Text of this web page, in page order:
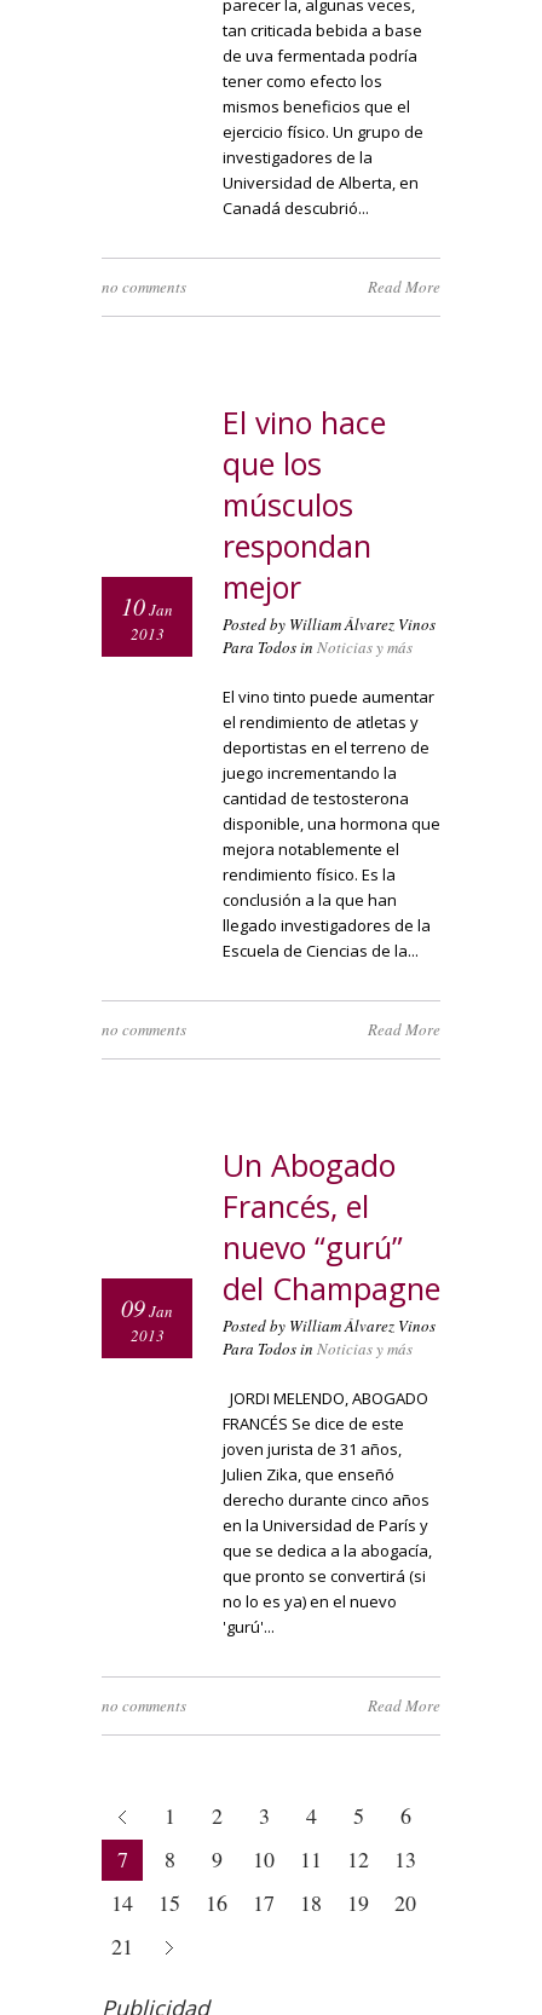
parecer la, algunas veces,
tan criticada bebida a base
de uva fermentada podría
tener como efecto los
mismos beneficios que el
ejercicio físico. Un grupo de
investigadores de la
Universidad de Alberta, en
Canadá descubrió...
no comments Read More
El vino hace
que los
músculos
respondan
mejor
10Jan
2013
Posted by William Álvarez Vinos
Para Todos in Noticias y más
El vino tinto puede aumentar
el rendimiento de atletas y
deportistas en el terreno de
juego incrementando la
cantidad de testosterona
disponible, una hormona que
mejora notablemente el
rendimiento físico. Es la
conclusión a la que han
llegado investigadores de la
Escuela de Ciencias de la...
no comments Read More
Un Abogado
Francés, el
nuevo “gurú”
del Champagne
09Jan
2013
Posted by William Álvarez Vinos
Para Todos in Noticias y más
JORDI MELENDO, ABOGADO
FRANCÉS Se dice de este
joven jurista de 31 años,
Julien Zika, que enseñó
derecho durante cinco años
en la Universidad de París y
que se dedica a la abogacía,
que pronto se convertirá (si
no lo es ya) en el nuevo
'gurú'...
no comments Read More
1 2 3 4 5
6
7
8 9 10 11 12
13
14
15 16 17 18 19
20
21
Publicidad